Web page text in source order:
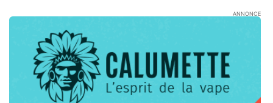
ANNONCE